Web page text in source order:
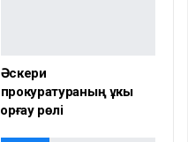
Әскери
прокуратураның құкық
қорғау рөлі